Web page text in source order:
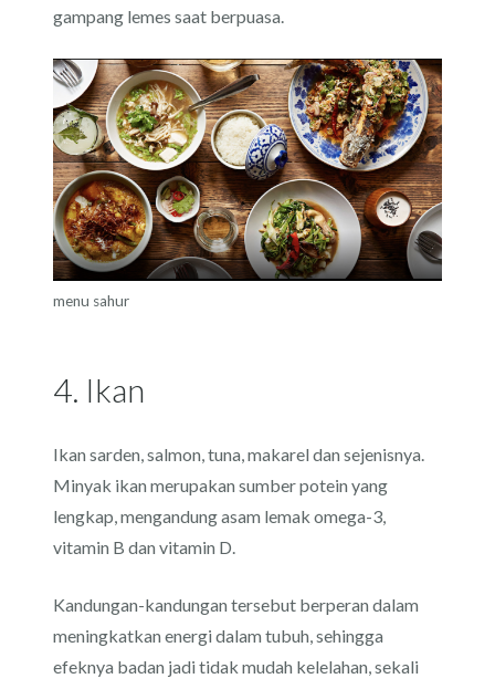
gampang lemes saat berpuasa.
menu sahur
4. Ikan
Ikan sarden, salmon, tuna, makarel dan sejenisnya.
Minyak ikan merupakan sumber potein yang
lengkap, mengandung asam lemak omega-3,
vitamin B dan vitamin D.
Kandungan-kandungan tersebut berperan dalam
meningkatkan energi dalam tubuh, sehingga
efeknya badan jadi tidak mudah kelelahan, sekali